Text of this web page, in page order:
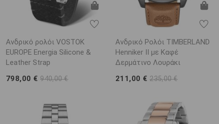
Ανδρικό ρολόι VOSTOK
EUROPE Energia Silicone &
Leather Strap
798,00 €940,00 €
Ανδρικό Ρολόι TIMBERLAND
Henniker II με Καφέ
Δερμάτινο Λουράκι
211,00 €235,00 €